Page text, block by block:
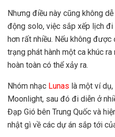
Nhưng điều này cũng không
động solo, việc sắp xếp lịch đi
hơn rất nhiều. Nếu không
trạng phát hành một ca khúc
hoàn toàn có thể xảy ra.
Nhóm nhạc Lunas là một ví
Moonlight, sau đó đi diễn ở
Đạp Gió bên Trung Quốc và
nhật gì về các dự án sắp tới